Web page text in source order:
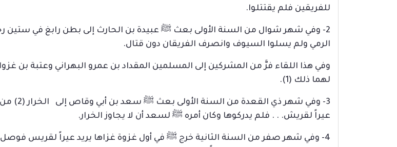
للفريقين فلم يقتتلوا.
2- وفي شهر شوال من السنة الأولى بعث ﷺ عبيدة بن الحارث إلى بطن رابغ في ستين
الرمي ولم يسلوا السيوف وانصرف الفريقان دون قتال.
وفي هذا اللقاء فرَّ من المشركين إلى المسلمين المقداد بن عمرو البهراني وعتبة بن
لهما ذلك (1).
3- وفي
عيراً لقريش. . . فلم يدركوها وكان أمره ﷺ لسعد أن لا يجاوز الخرار.
4- وفي شهر صفر من السنة الثانية خرج ﷺ في أول غزوة غزاها يريد عيراً لقريس فوصل